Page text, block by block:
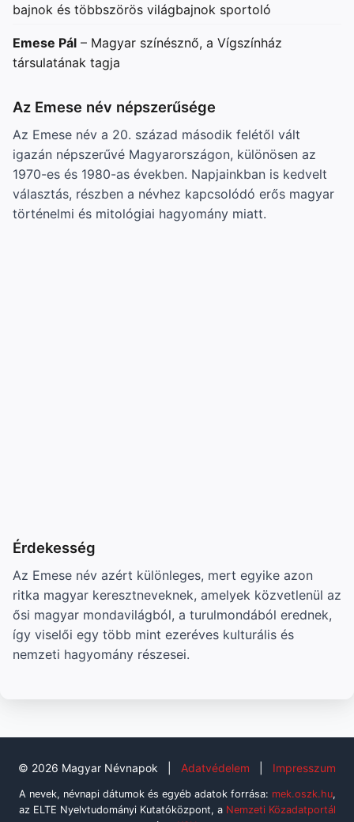
bajnok és többszörös világbajnok sportoló
Emese Pál – Magyar színésznő, a Vígszínház
társulatának tagja
Az Emese név népszerűsége
Az Emese név a 20. század második felétől vált
igazán népszerűvé Magyarországon, különösen az
1970-es és 1980-as években. Napjainkban is kedvelt
választás, részben a névhez kapcsolódó erős magyar
történelmi és mitológiai hagyomány miatt.
Érdekesség
Az Emese név azért különleges, mert egyike azon
ritka magyar keresztneveknek, amelyek közvetlenül az
ősi magyar mondavilágból, a turulmondából erednek,
így viselői egy több mint ezeréves kulturális és
nemzeti hagyomány részesei.
© 2026 Magyar Névnapok Adatvédelem Impresszum
A nevek, névnapi dátumok és egyéb adatok forrása: mek.oszk.hu,
az ELTE Nyelvtudományi Kutatóközpont, a Nemzeti Közadatportál